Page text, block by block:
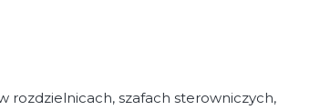
rozdzielnicach, szafach sterowniczych,